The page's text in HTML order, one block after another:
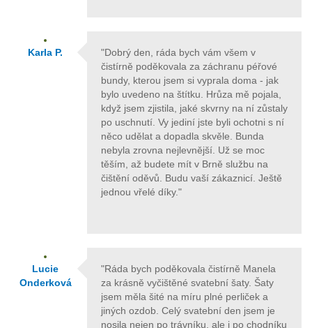
Karla P.
"Dobrý den, ráda bych vám všem v
čistírně poděkovala za záchranu péřové
bundy, kterou jsem si vyprala doma - jak
bylo uvedeno na štítku. Hrůza mě pojala,
když jsem zjistila, jaké skvrny na ní zůstaly
po uschnutí. Vy jediní jste byli ochotni s ní
něco udělat a dopadla skvěle. Bunda
nebyla zrovna nejlevnější. Už se moc
těším, až budete mít v Brně službu na
čištění oděvů. Budu vaší zákaznicí. Ještě
jednou vřelé díky."
Lucie
Onderková
"Ráda bych poděkovala čistírně Manela
za krásně vyčištěné svatební šaty. Šaty
jsem měla šité na míru plné perliček a
jiných ozdob. Celý svatební den jsem je
nosila nejen po trávníku, ale i po chodníku